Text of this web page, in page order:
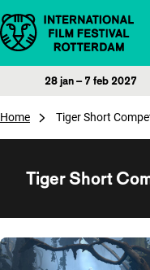
Direct naar inhoud
28 jan – 7 feb 2027
Home Tiger Short
Tiger Short
Overzicht van films